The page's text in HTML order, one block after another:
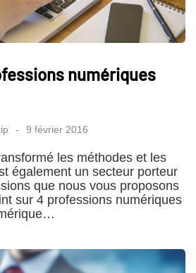
numériques
9 février 2016
les méthodes et les
également un secteur porteur
que nous vous proposons
sur 4 professions numériques